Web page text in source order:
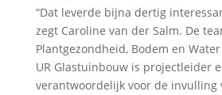
“Dat leverde bijna dertig
zegt Caroline van der Salm. De
Plantgezondheid, Bodem en
UR Glastuinbouw is projectleider
verantwoordelijk voor de invulling